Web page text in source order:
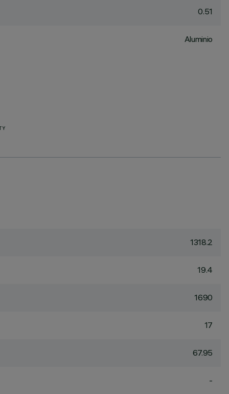
0.51
Aluminio
1318.2
19.4
1690
17
67.95
-